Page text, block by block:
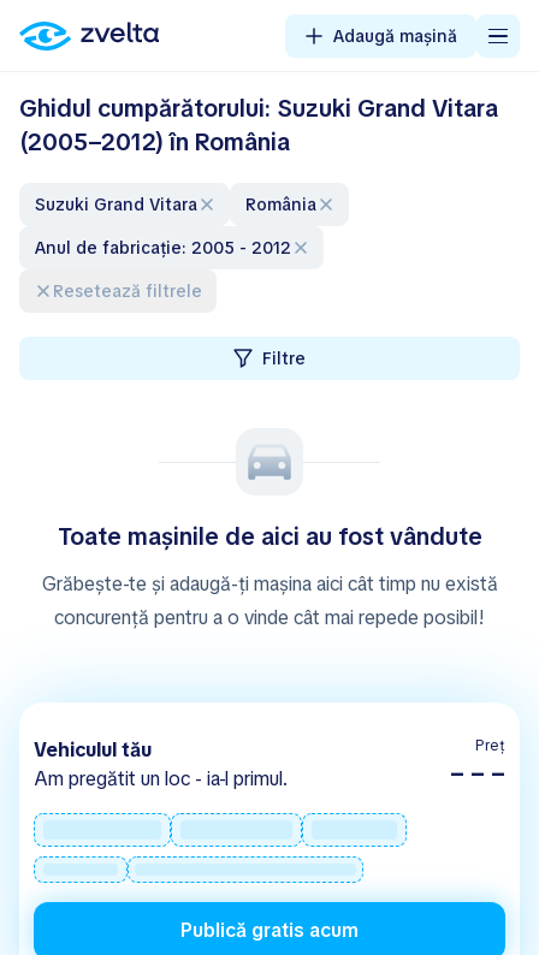
Adaugă mașină
Ghidul cumpărătorului: Suzuki Grand Vitara
(2005–2012) în România
Suzuki Grand Vitara
România
Anul de fabricație: 2005 - 2012
Resetează filtrele
Filtre
Toate mașinile de aici au fost vândute
Grăbește-te și adaugă-ți mașina aici cât timp nu există
concurență pentru a o vinde cât mai repede posibil!
Vehiculul tău
Am pregătit un loc - ia-l primul.
Preț
– – –
Publică gratis acum